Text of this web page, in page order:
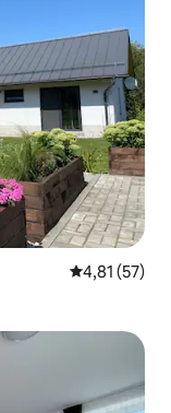
Средна
4,81 (57)